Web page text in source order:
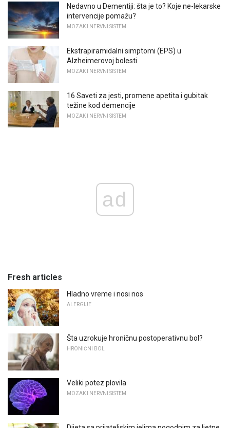
Nedavno u Dementiji: šta je to? Koje ne-lekarske
intervencije pomažu?
MOZAK I NERVNI SISTEM
Ekstrapiramidalni simptomi (EPS) u
Alzheimerovoj bolesti
MOZAK I NERVNI SISTEM
16 Saveti za jesti, promene apetita i gubitak
težine kod demencije
MOZAK I NERVNI SISTEM
ad
Fresh articles
Hladno vreme i nosi nos
ALERGIJE
Šta uzrokuje hroničnu postoperativnu bol?
HRONIČNI BOL
Veliki potez plovila
MOZAK I NERVNI SISTEM